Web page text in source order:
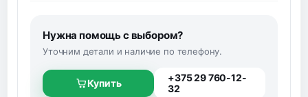
Нужна помощь с выбором?
Уточним детали и наличие по телефону.
Купить
+375 29 760-12-
32